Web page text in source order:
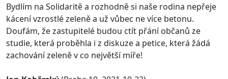
Bydlím na Solidaritě a rozhodně si naše rodina nepřeje
kácení vzrostlé zeleně a už vůbec ne více betonu.
Doufám, že zastupitelé budou ctít přání občanů ze
studie, která proběhla i z diskuze a petice, která žádá
zachování zeleně v co největší míře!